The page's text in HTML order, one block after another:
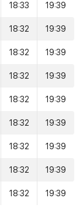
18:33 19:39
18:32 19:39
18:32 19:39
18:32 19:39
18:32 19:39
18:32 19:39
18:32 19:39
18:32 19:39
18:32 19:39